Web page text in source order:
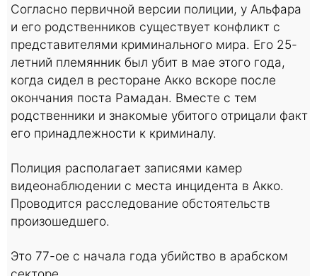
Согласно первичной версии полиции, у Альфара
и его родственников существует конфликт с
представителями криминального мира. Его 25-
летний племянник был убит в мае этого года,
когда сидел в ресторане Акко вскоре после
окончания поста Рамадан. Вместе с тем
родственники и знакомые убитого отрицали факт
его принадлежности к криминалу.
Полиция располагает записями камер
видеонаблюдении с места инцидента в Акко.
Проводится расследование обстоятельств
произошедшего.
Это 77-ое с начала года убийство в арабском